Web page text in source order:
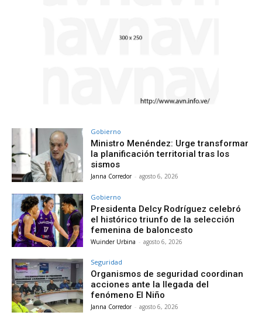
Gobierno
Ministro Menéndez: Urge transformar
la planificación territorial tras los
sismos
Janna Corredor - agosto 6, 2026
Gobierno
Presidenta Delcy Rodríguez celebró
el histórico triunfo de la selección
femenina de baloncesto
Wuinder Urbina - agosto 6, 2026
Seguridad
Organismos de seguridad coordinan
acciones ante la llegada del
fenómeno El Niño
Janna Corredor - agosto 6, 2026